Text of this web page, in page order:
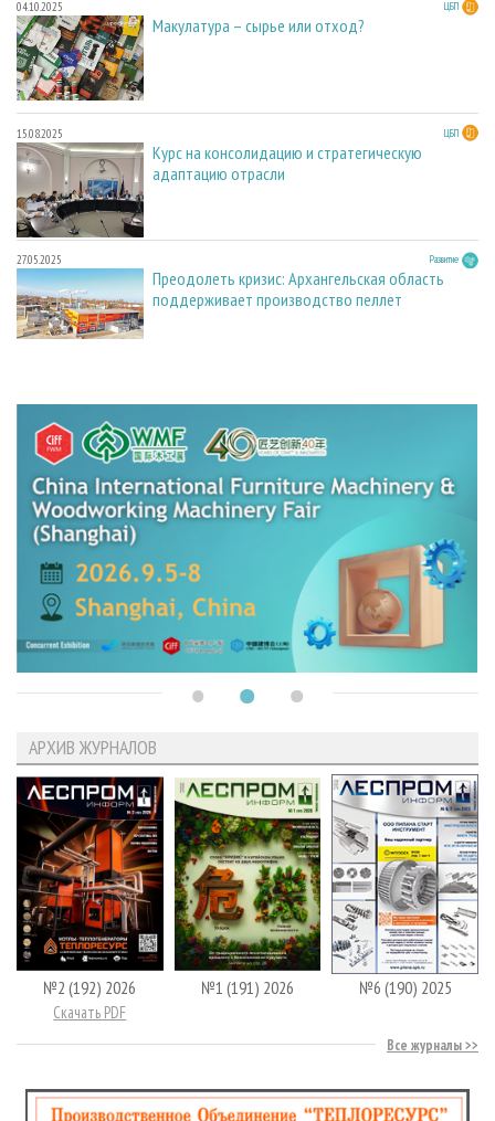
04.10.2025 ЦБП
Макулатура – сырье или отход?
15.08.2025 ЦБП
Курс на консолидацию и стратегическую
адаптацию отрасли
27.05.2025 Развитие
Преодолеть кризис: Архангельская область
поддерживает производство пеллет
АРХИВ ЖУРНАЛОВ
№2 (192) 2026
Скачать PDF
№1 (191) 2026 №6 (190) 2025
Все журналы